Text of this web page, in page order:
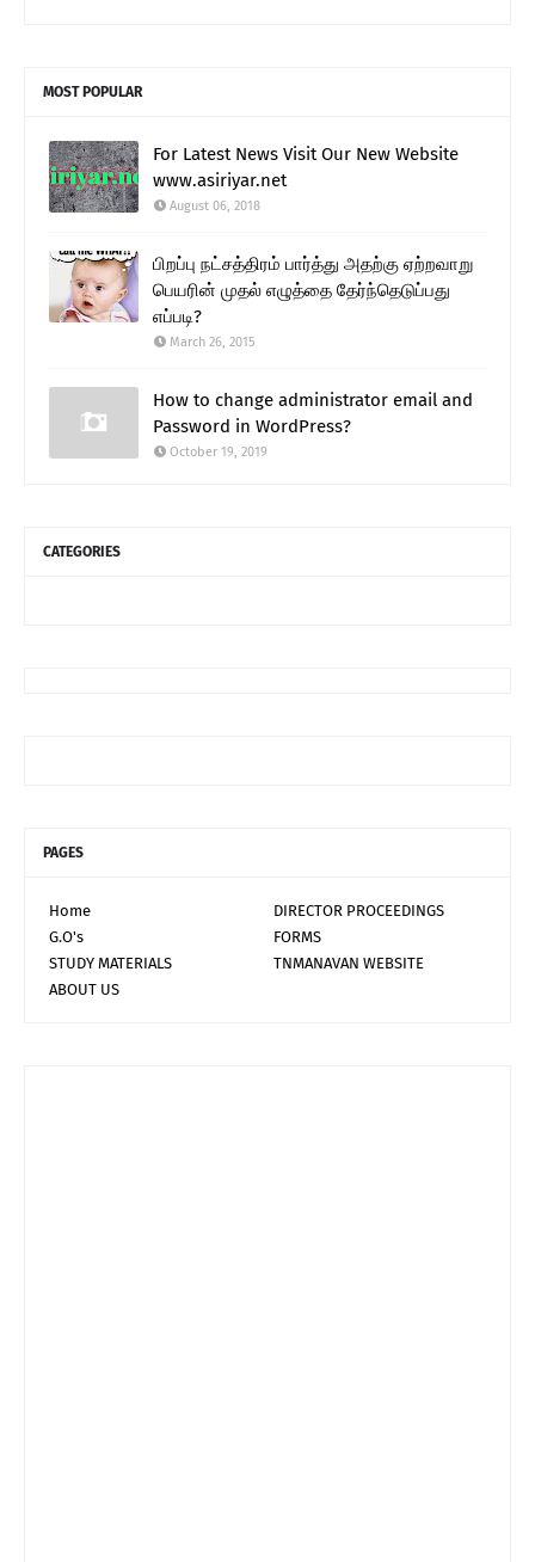
MOST POPULAR
For Latest News Visit Our New Website
www.asiriyar.net
August 06, 2018
பிறப்பு நட்சத்திரம் பார்த்து அதற்கு ஏற்றவாறு
பெயரின் முதல் எழுத்தை தேர்ந்தெடுப்பது
எப்படி?
March 26, 2015
How to change administrator email and
Password in WordPress?
October 19, 2019
CATEGORIES
PAGES
Home
DIRECTOR PROCEEDINGS
G.O's
FORMS
STUDY MATERIALS
TNMANAVAN WEBSITE
ABOUT US